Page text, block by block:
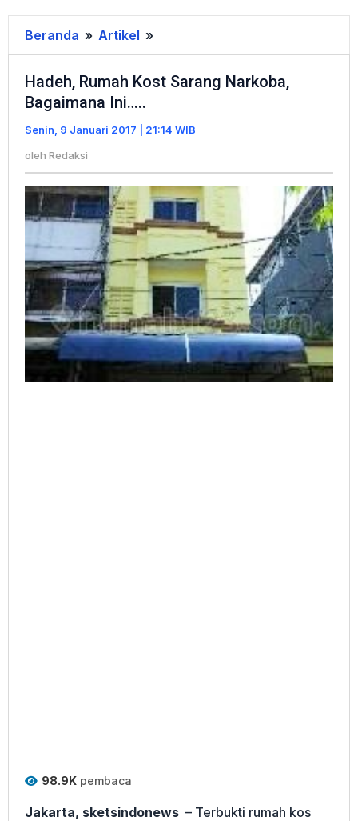
Beranda » Artikel »
Rumah
Kost
Narkoba,
Ini.....
Hadeh, Rumah Kost Sarang Narkoba,
Bagaimana Ini…..
Senin, 9 Januari 2017 | 21:14 WIB
oleh Redaksi
98.9K pembaca
Jakarta, sketsindonews – Terbukti rumah kos